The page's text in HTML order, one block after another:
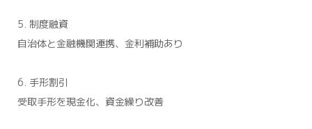
5. 制度融資
自治体と金融機関連携、金利補助あり
6. 手形割引
受取手形を現金化、資金繰り改善